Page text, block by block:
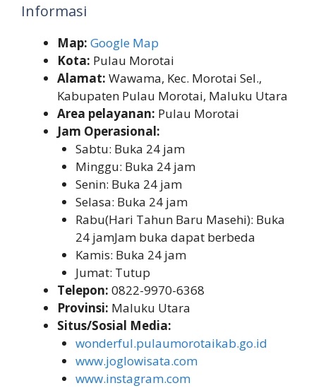
Informasi
Map: Google Map
Kota: Pulau Morotai
Alamat: Wawama, Kec. Morotai Sel.,
Kabupaten Pulau Morotai, Maluku Utara
Area pelayanan: Pulau Morotai
Jam Operasional:
Sabtu: Buka 24 jam
Minggu: Buka 24 jam
Senin: Buka 24 jam
Selasa: Buka 24 jam
Rabu(Hari Tahun Baru Masehi): Buka
24 jamJam buka dapat berbeda
Kamis: Buka 24 jam
Jumat: Tutup
Telepon: 0822-9970-6368
Provinsi: Maluku Utara
Situs/Sosial Media:
wonderful.pulaumorotaikab.go.id
www.joglowisata.com
www.instagram.com